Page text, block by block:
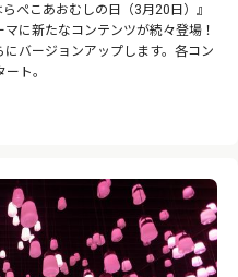
らぺこあおむしの日（3月20日）』
に新たなコンテンツが続々登場！
バージョンアップします。各コン
ト。